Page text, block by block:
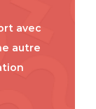
avec
autre